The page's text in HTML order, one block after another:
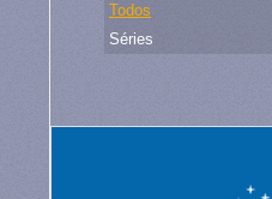
Todos
Séries